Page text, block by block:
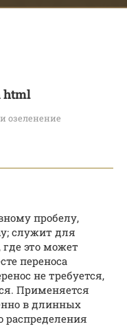
html
озеленение
пробелу,
служит для
где это может
переноса
не требуется,
Применяется
в длинных
распределения